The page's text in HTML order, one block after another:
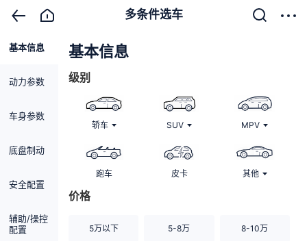
多条件选车
基本信息
动力参数
车身参数
底盘制动
安全配置
辅助/操控
配置
基本信息
级别
轿车 SUV MPV
跑车 皮卡 其他
价格
5万以下 5-8万 8-10万